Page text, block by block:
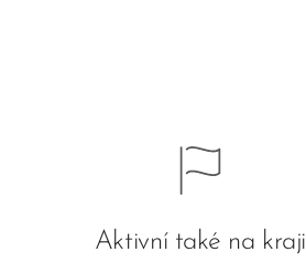
Aktivní také na kraji